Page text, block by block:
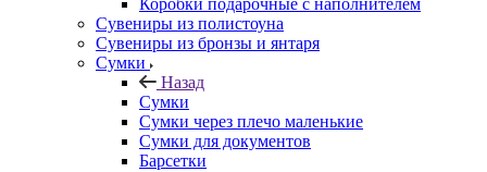
Коробки подарочные с наполнителем
Сувениры из полистоуна
Сувениры из бронзы и янтаря
Сумки
Назад
Сумки
Сумки через плечо маленькие
Сумки для документов
Барсетки